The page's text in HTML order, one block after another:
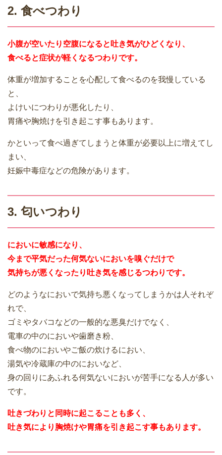
2. 食べつわり
小腹が空いたり空腹になると吐き気がひどくなり、
食べると症状が軽くなるつわりです。
体重が増加することを心配して食べるのを我慢している
と、
よけいにつわりが悪化したり、
胃痛や胸焼けを引き起こす事もあります。
かといって食べ過ぎてしまうと体重が必要以上に増えてし
まい、
妊娠中毒症などの危険があります。
3. 匂いつわり
においに敏感になり、
今まで平気だった何気ないにおいを嗅ぐだけで
気持ちが悪くなったり吐き気を感じるつわりです。
どのようなにおいで気持ち悪くなってしまうかは人それぞ
れで、
ゴミやタバコなどの一般的な悪臭だけでなく、
電車の中のにおいや歯磨き粉、
食べ物のにおいやご飯の炊けるにおい、
湯気や冷蔵庫の中のにおいなど、
身の回りにあふれる何気ないにおいが苦手になる人が多い
です。
吐きづわりと同時に起こることも多く、
吐き気により胸焼けや胃痛を引き起こす事もあります。